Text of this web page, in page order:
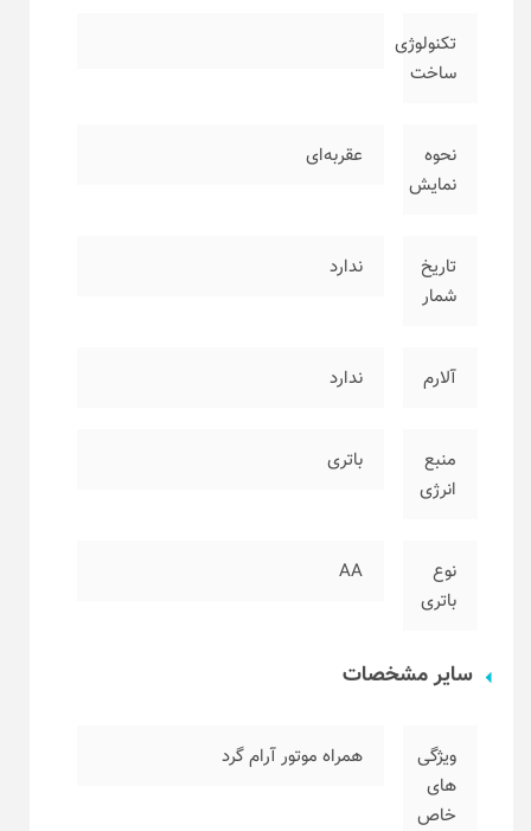
تکنولوژی
ساخت
نحوه
نمایش
عقربه‌ای
تاریخ
شمار
ندارد
آلارم ندارد
منبع
انرژی
باتری
نوع
باتری
AA
سایر مشخصات
ویژگی
های
خاص
همراه موتور آرام گرد